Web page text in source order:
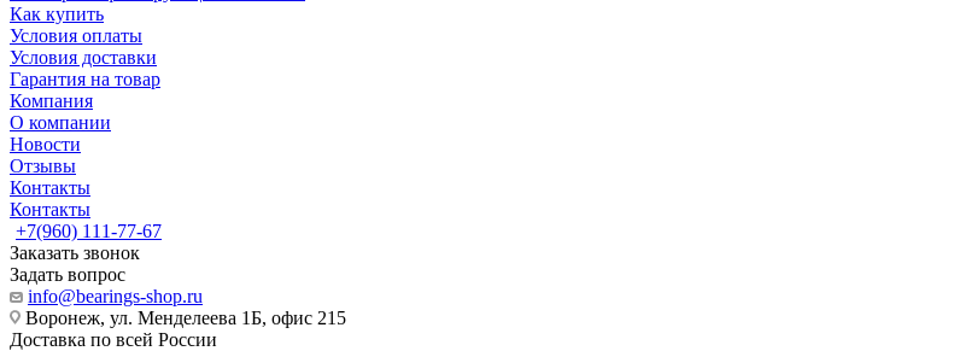
Как купить
Условия оплаты
Условия доставки
Гарантия на товар
Компания
О компании
Новости
Отзывы
Контакты
Контакты
+7(960) 111-77-67
Заказать звонок
Задать вопрос
info@bearings-shop.ru
Воронеж, ул. Менделеева 1Б, офис 215
Доставка по всей России